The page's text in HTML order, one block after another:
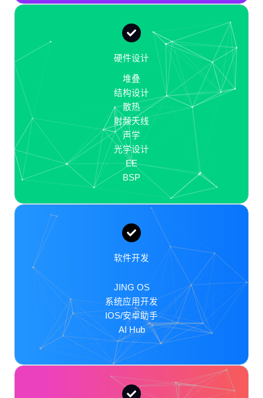
硬件设计
堆叠
结构设计
散热
射频天线
声学
光学设计
EE
BSP
软件开发
JING OS
系统应用开发
IOS/安卓助手
AI Hub